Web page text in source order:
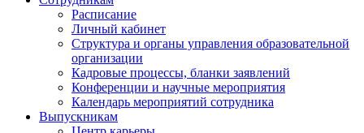
Расписание
Личный кабинет
Структура и органы управления образовательной
организации
Кадровые процессы, бланки заявлений
Конференции и научные мероприятия
Календарь мероприятий сотрудника
Выпускникам